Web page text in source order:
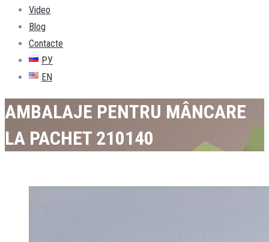
Video
Blog
Contacte
РУ
EN
AMBALAJE PENTRU MÂNCARE
LA PACHET 210140